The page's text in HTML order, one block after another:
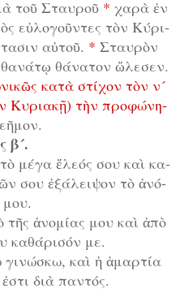
τοῦ Σταυ­ροῦ * χα­ρὰ ἐν
εὐ­λο­γοῦν­τες τὸν Κύ­ρι­
αὐ­τοῦ. * Σταυ­ρὸν
θα­νά­τῳ θά­να­τον ὤ­λε­σεν.
κα­τὰ στί­χον τὸν ν´
Κυ­ρι­α­κῇ) τὴν προ­φώ­νη­
β´.
μέ­γα ἔ­λε­ός σου καὶ κα­
σου ἐ­ξά­λει­ψον τὸ ἀ­νό­
ἀ­νο­μί­ας μου καὶ ἀ­πὸ
κα­θά­ρι­σόν με.
καὶ ἡ ἁ­μαρ­τί­α
δι­ὰ παν­τός.